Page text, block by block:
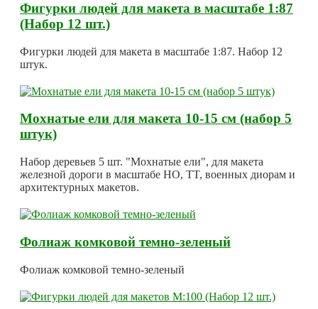
Фигурки людей для макета в масштабе 1:87
(Набор 12 шт.)
Фигурки людей для макета в масштабе 1:87. Набор 12
штук.
Мохнатые ели для макета 10-15 см (набор 5
штук)
Набор деревьев 5 шт. "Мохнатые ели", для макета
железной дороги в масштабе HO, TT, военных диорам и
архитектурных макетов.
Фолиаж комковой темно-зеленый
Фолиаж комковой темно-зеленый